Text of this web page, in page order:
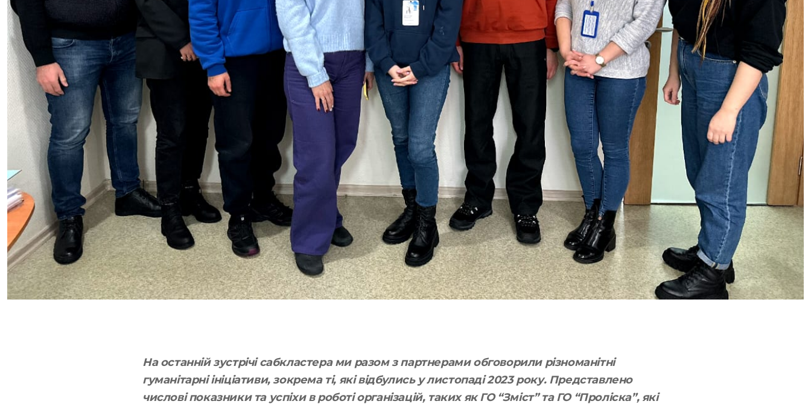
На останній зустрічі сабкластера ми разом з партнерами обговорили різноманітні
гуманітарні ініціативи, зокрема ті, які відбулись у листопаді 2023 року. Представлено
числові показники та успіхи в роботі організацій, таких як ГО “Зміст” та ГО “Проліска”, які